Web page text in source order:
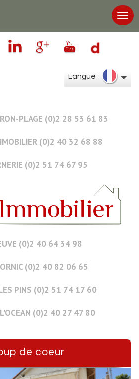
Langue
PLAGE (0)2 28 53 61 83
(0)2 40 32 68 88
(0)2 51 74 67 95
(0)2 40 64 34 98
(0)2 40 82 06 65
PINS (0)2 51 74 17 60
(0)2 40 27 47 80
de coeur